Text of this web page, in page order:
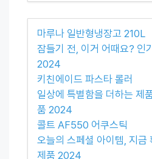
마루나 일반형냉장고 210L
잠들기 전, 이거 어때요? 인
2024
키친에이드 파스타 롤러
일상에 특별함을 더하는 제
품 2024
콜트 AF550 어쿠스틱
오늘의 스페셜 아이템, 지금
제품 2024